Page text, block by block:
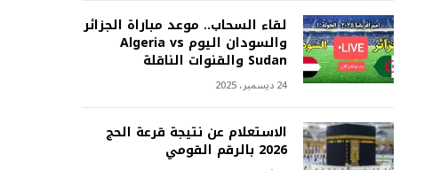
لقاء السحاب.. موعد مباراة الجزائر
والسودان اليوم Algeria vs
Sudan والقنوات الناقلة
24 ديسمبر، 2025
الاستعلام عن نتيجة قرعة الحج
2026 بالرقم القومي